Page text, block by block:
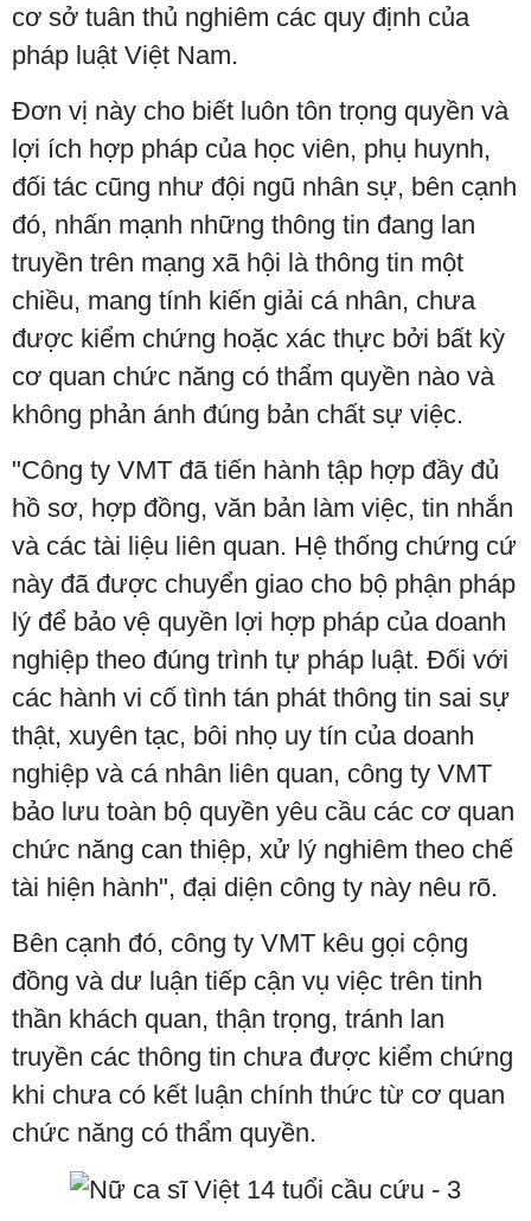
cơ sở tuân thủ nghiêm các quy định của
pháp luật Việt Nam.
Đơn vị này cho biết luôn tôn trọng quyền và
lợi ích hợp pháp của học viên, phụ huynh,
đối tác cũng như đội ngũ nhân sự, bên cạnh
đó, nhấn mạnh những thông tin đang lan
truyền trên mạng xã hội là thông tin một
chiều, mang tính kiến giải cá nhân, chưa
được kiểm chứng hoặc xác thực bởi bất kỳ
cơ quan chức năng có thẩm quyền nào và
không phản ánh đúng bản chất sự việc.
"Công ty VMT đã tiến hành tập hợp đầy đủ
hồ sơ, hợp đồng, văn bản làm việc, tin nhắn
và các tài liệu liên quan. Hệ thống chứng cứ
này đã được chuyển giao cho bộ phận pháp
lý để bảo vệ quyền lợi hợp pháp của doanh
nghiệp theo đúng trình tự pháp luật. Đối với
các hành vi cố tình tán phát thông tin sai sự
thật, xuyên tạc, bôi nhọ uy tín của doanh
nghiệp và cá nhân liên quan, công ty VMT
bảo lưu toàn bộ quyền yêu cầu các cơ quan
chức năng can thiệp, xử lý nghiêm theo chế
tài hiện hành", đại diện công ty này nêu rõ.
Bên cạnh đó, công ty VMT kêu gọi cộng
đồng và dư luận tiếp cận vụ việc trên tinh
thần khách quan, thận trọng, tránh lan
truyền các thông tin chưa được kiểm chứng
khi chưa có kết luận chính thức từ cơ quan
chức năng có thẩm quyền.